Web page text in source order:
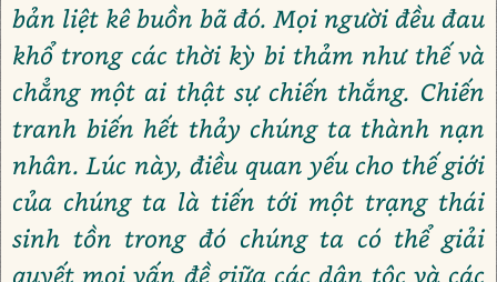
bản liệt kê buồn bã đó. Mọi người đều đau
khổ trong các thời kỳ bi thảm như thế và
chẳng một ai thật sự chiến thắng. Chiến
tranh biến hết thảy chúng ta thành nạn
nhân. Lúc này, điều quan yếu cho thế giới
của chúng ta là tiến tới một trạng thái
sinh tồn trong đó chúng ta có thể giải
quyết mọi vấn đề giữa các dân tộc và các